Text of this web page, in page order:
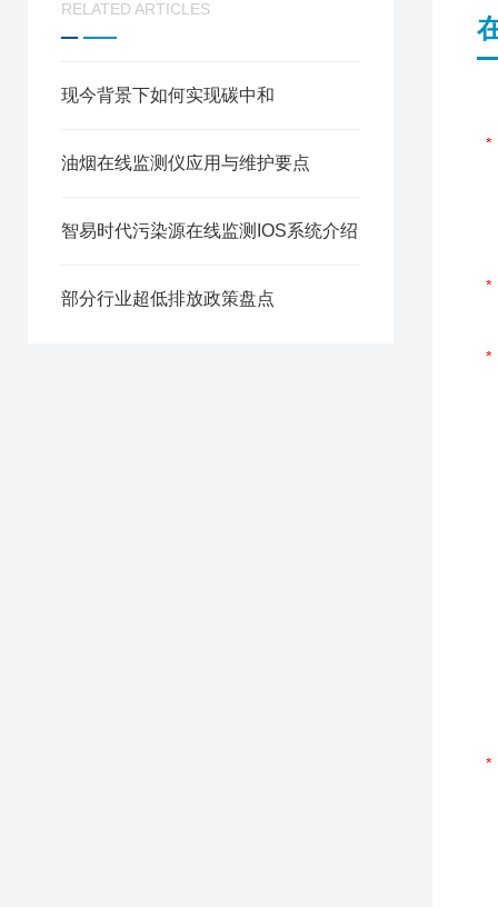
RELATED ARTICLES
现今背景下如何实现碳中和
油烟在线监测仪应用与维护要点
智易时代污染源在线监测IOS系统介绍
部分行业超低排放政策盘点